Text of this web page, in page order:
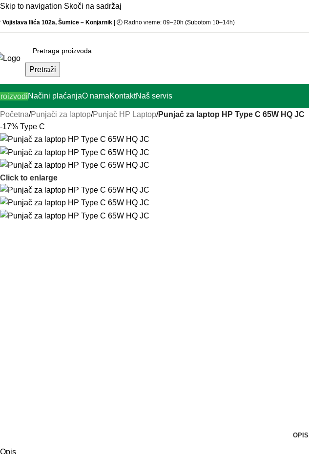
Skip to navigation Skoči na sadržaj
Vojislava Ilića 102a, Šumice – Konjarnik | 🕘 Radno vreme: 09–20h (Subotom 10–14h)
Pretraži
Načini plaćanjaO namaKontaktNaš servis
Početna/Punjači za laptop/Punjač HP Laptop/Punjač za laptop HP Type C 65W HQ JC
-17% Type C
Click to enlarge
OPIS
Opis